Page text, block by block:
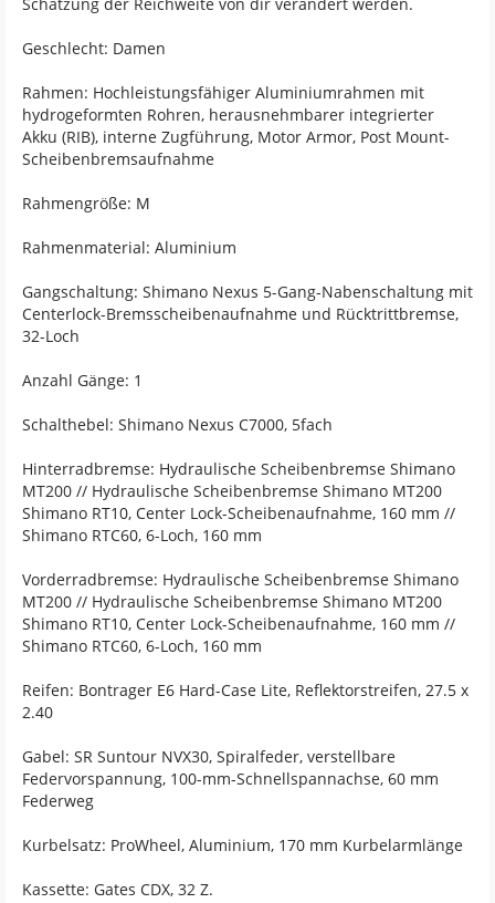
Schätzung der Reichweite von dir verändert werden.
Geschlecht: Damen
Rahmen: Hochleistungsfähiger Aluminiumrahmen mit
hydrogeformten Rohren, herausnehmbarer integrierter
Akku (RIB), interne Zugführung, Motor Armor, Post Mount-
Scheibenbremsaufnahme
Rahmengröße: M
Rahmenmaterial: Aluminium
Gangschaltung: Shimano Nexus 5-Gang-Nabenschaltung mit
Centerlock-Bremsscheibenaufnahme und Rücktrittbremse,
32-Loch
Anzahl Gänge: 1
Schalthebel: Shimano Nexus C7000, 5fach
Hinterradbremse: Hydraulische Scheibenbremse Shimano
MT200 // Hydraulische Scheibenbremse Shimano MT200
Shimano RT10, Center Lock-Scheibenaufnahme, 160 mm //
Shimano RTC60, 6-Loch, 160 mm
Vorderradbremse: Hydraulische Scheibenbremse Shimano
MT200 // Hydraulische Scheibenbremse Shimano MT200
Shimano RT10, Center Lock-Scheibenaufnahme, 160 mm //
Shimano RTC60, 6-Loch, 160 mm
Reifen: Bontrager E6 Hard-Case Lite, Reflektorstreifen, 27.5 x
2.40
Gabel: SR Suntour NVX30, Spiralfeder, verstellbare
Federvorspannung, 100-mm-Schnellspannachse, 60 mm
Federweg
Kurbelsatz: ProWheel, Aluminium, 170 mm Kurbelarmlänge
Kassette: Gates CDX, 32 Z.